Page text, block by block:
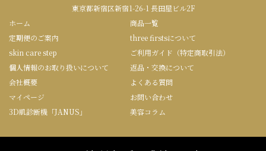
東京都新宿区新宿1-26-1 長田屋ビル2F
ホーム
商品一覧
定期便のご案内
three firstsについて
skin care step
ご利用ガイド（特定商取引法）
個人情報のお取り扱いについて
返品・交換について
会社概要
よくある質問
マイページ
お問い合わせ
3D肌診断機「JANUS」
美容コラム